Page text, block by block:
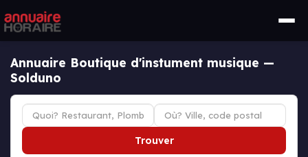
Annuaire Boutique d'instument musique —
Solduno
Trouver